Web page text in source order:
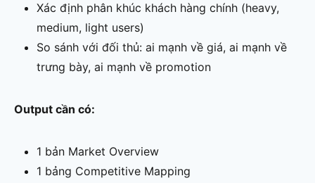
Xác định phân khúc khách hàng chính (heavy,
medium, light users)
So sánh với đối thủ: ai mạnh về giá, ai mạnh về
trưng bày, ai mạnh về promotion
Output cần có:
1 bản Market Overview
1 bảng Competitive Mapping